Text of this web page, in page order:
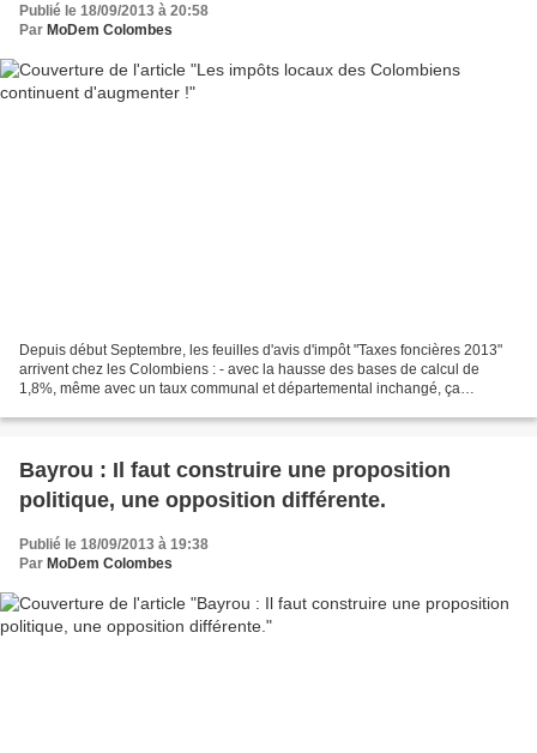
Publié le 18/09/2013 à 20:58
Par MoDem Colombes
Depuis début Septembre, les feuilles d'avis d'impôt "Taxes foncières 2013"
arrivent chez les Colombiens : - avec la hausse des bases de calcul de
1,8%, même avec un taux communal et départemental inchangé, ça
Bayrou : Il faut construire une proposition
politique, une opposition différente.
Publié le 18/09/2013 à 19:38
Par MoDem Colombes